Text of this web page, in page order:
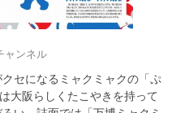
ャンネル
セになるミャクミャクの「ぷ
大阪らしくたこやきを持って